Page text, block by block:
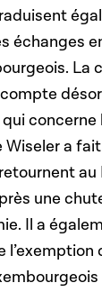
échanges
La
a
au
une
Il a
l’exemption